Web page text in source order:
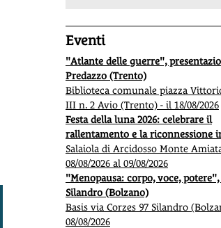
Eventi
"Atlante delle guerre",
Predazzo (Trento)
Biblioteca comunale piazza
III n. 2 Avio (Trento) - il 18/08/2026
Festa della luna 2026: celebrare il
rallentamento e la riconnessione
Salaiola di Arcidosso Monte
08/08/2026 al 09/08/2026
"Menopausa: corpo, voce,
Silandro (Bolzano)
Basis via Corzes 97 Silandro
08/08/2026